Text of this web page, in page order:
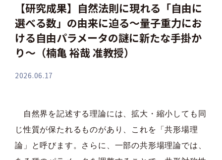
【研究成果】自然法則に現れる「自由に
選べる数」の由来に迫る～量子重力にお
ける自由パラメータの謎に新たな手掛か
り～（楠亀 裕哉 准教授）
2026.06.17
自然界を記述する理論には、拡大・縮小しても同
じ性質が保たれるものがあり、これを「共形場理
論」と呼びます。さらに、一部の共形場理論では、